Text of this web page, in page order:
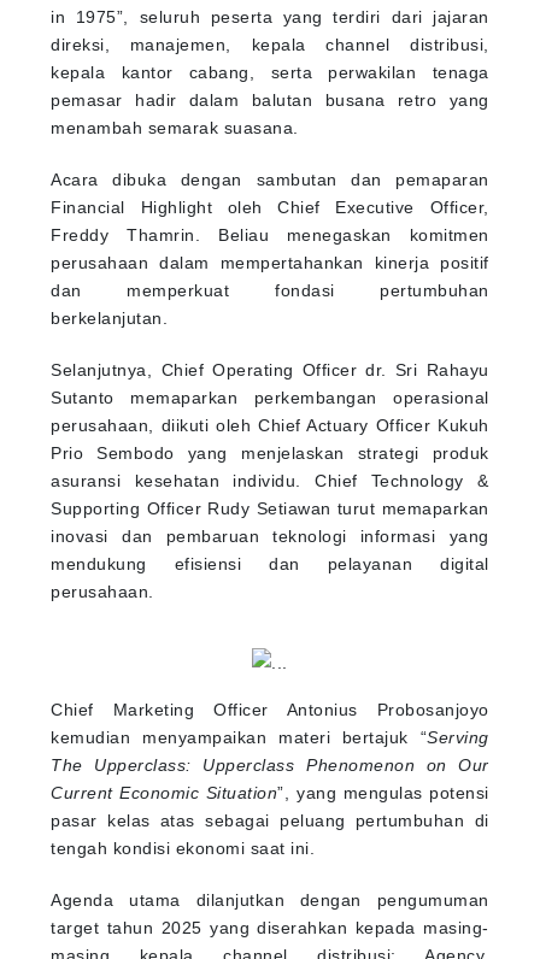
in 1975”, seluruh peserta yang terdiri dari jajaran
direksi, manajemen, kepala channel distribusi,
kepala kantor cabang, serta perwakilan tenaga
pemasar hadir dalam balutan busana retro yang
menambah semarak suasana.
Acara dibuka dengan sambutan dan pemaparan
Financial Highlight oleh Chief Executive Officer,
Freddy Thamrin. Beliau menegaskan komitmen
perusahaan dalam mempertahankan kinerja positif
dan memperkuat fondasi pertumbuhan
berkelanjutan.
Selanjutnya, Chief Operating Officer dr. Sri Rahayu
Sutanto memaparkan perkembangan operasional
perusahaan, diikuti oleh Chief Actuary Officer Kukuh
Prio Sembodo yang menjelaskan strategi produk
asuransi kesehatan individu. Chief Technology &
Supporting Officer Rudy Setiawan turut memaparkan
inovasi dan pembaruan teknologi informasi yang
mendukung efisiensi dan pelayanan digital
perusahaan.
Chief Marketing Officer Antonius Probosanjoyo
kemudian menyampaikan materi bertajuk “Serving
The Upperclass: Upperclass Phenomenon on Our
Current Economic Situation”, yang mengulas potensi
pasar kelas atas sebagai peluang pertumbuhan di
tengah kondisi ekonomi saat ini.
Agenda utama dilanjutkan dengan pengumuman
target tahun 2025 yang diserahkan kepada masing-
masing kepala channel distribusi: Agency,